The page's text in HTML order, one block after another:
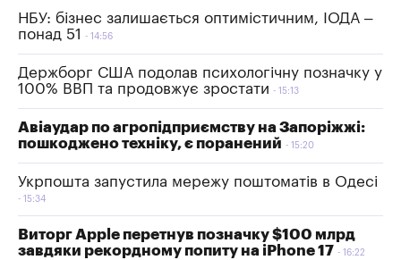
НБУ: бізнес залишається оптимістичним, ІОДА –
понад 51
14:56
Держборг США подолав психологічну позначку у
100% ВВП та продовжує зростати
15:13
Авіаудар по агропідприємству на Запоріжжі:
пошкоджено техніку, є поранений
15:20
Укрпошта запустила мережу поштоматів в Одесі
15:34
Виторг Apple перетнув позначку $100 млрд
завдяки рекордному попиту на iPhone 17
16:22